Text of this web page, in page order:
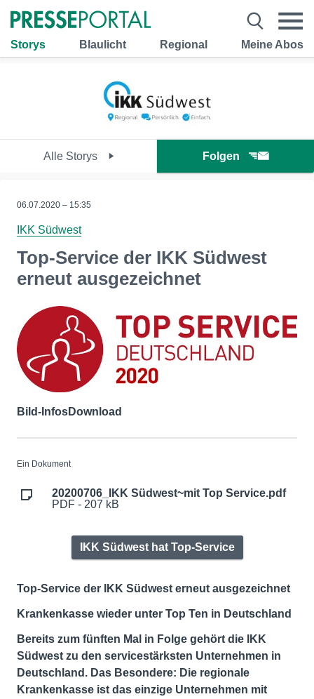
Storys Blaulicht Regional Meine Abos
Alle Storys Folgen
06.07.2020 – 15:35
IKK Südwest
Top-Service der IKK Südwest
erneut ausgezeichnet
Bild-InfosDownload
Ein Dokument
20200706_IKK Südwest~mit Top Service.pdf
PDF - 207 kB
IKK Südwest hat Top-Service
Top-Service der IKK Südwest erneut ausgezeichnet
Krankenkasse wieder unter Top Ten in Deutschland
Bereits zum fünften Mal in Folge gehört die IKK
Südwest zu den servicestärksten Unternehmen in
Deutschland. Das Besondere: Die regionale
Krankenkasse ist das einzige Unternehmen mit